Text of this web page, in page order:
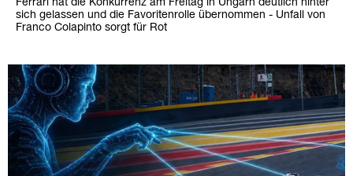
Ferrari hat die Konkurrenz am Freitag in Ungarn deutlich hinter
sich gelassen und die Favoritenrolle übernommen - Unfall von
Franco Colapinto sorgt für Rot